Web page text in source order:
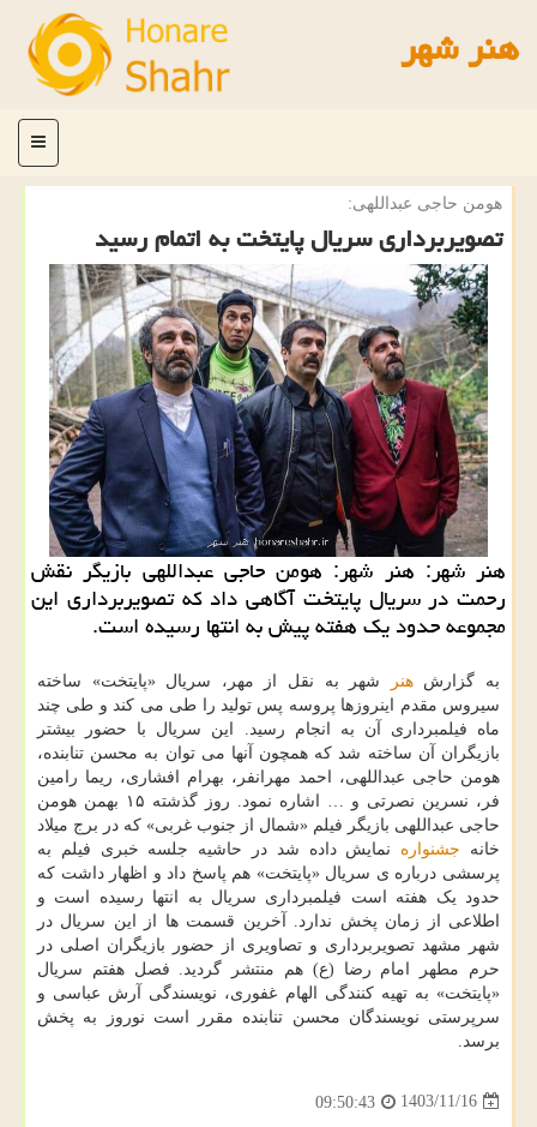
هنر شهر
منو
هومن حاجی عبداللهی:
تصویربرداری سریال پایتخت به اتمام رسید
هنر شهر: هنر شهر: هومن حاجی عبداللهی بازیگر نقش
رحمت در سریال پایتخت آگاهی داد که تصویربرداری این
مجموعه حدود یک هفته پیش به انتها رسیده است.
به گزارشهنر
شهر به نقل از مهر، سریال «پایتخت» ساخته
سیروس مقدم اینروزها پروسه پس تولید را طی می کند و طی چند
ماه فیلمبرداری آن به انجام رسید. این سریال با حضور بیشتر
بازیگران آن ساخته شد که همچون آنها می توان به محسن تنابنده،
هومن حاجی عبداللهی، احمد مهرانفر، بهرام افشاری، ریما رامین
فر، نسرین نصرتی و … اشاره نمود. روز گذشته ۱۵ بهمن هومن
حاجی عبداللهی بازیگر فیلم «شمال از جنوب غربی» که در برج میلاد
خانه جشنواره نمایش داده شد در حاشیه جلسه خبری فیلم به
پرسشی درباره ی سریال «پایتخت» هم پاسخ داد و اظهار داشت که
حدود یک هفته است فیلمبرداری سریال به انتها رسیده است و
اطلاعی از زمان پخش ندارد. آخرین قسمت ها از این سریال در
شهر مشهد تصویربرداری و تصاویری از حضور بازیگران اصلی در
حرم مطهر امام رضا (ع) هم منتشر گردید. فصل هفتم سریال
«پایتخت» به تهیه کنندگی الهام غفوری، نویسندگی آرش عباسی و
سرپرستی نویسندگان محسن تنابنده مقرر است نوروز به پخش
برسد.
1403/11/16
09:50:43